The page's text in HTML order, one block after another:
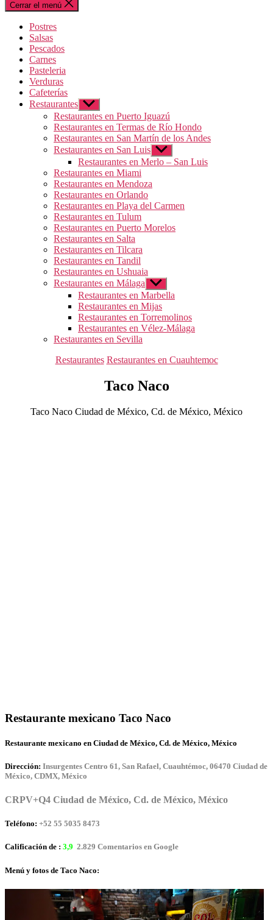
Cerrar el menú
Postres
Salsas
Pescados
Carnes
Pasteleria
Verduras
Cafeterías
Restaurantes Mostrar
el
submenú
Restaurantes en Puerto Iguazú
Restaurantes en Termas de Río Hondo
Restaurantes en San Martín de los Andes
Restaurantes en San Luis Mostrar
el
submenú
Restaurantes en Merlo – San Luis
Restaurantes en Miami
Restaurantes en Mendoza
Restaurantes en Orlando
Restaurantes en Playa del Carmen
Restaurantes en Tulum
Restaurantes en Puerto Morelos
Restaurantes en Salta
Restaurantes en Tilcara
Restaurantes en Tandil
Restaurantes en Ushuaia
Restaurantes en Málaga Mostrar
el
submenú
Restaurantes en Marbella
Restaurantes en Mijas
Restaurantes en Torremolinos
Restaurantes en Vélez-Málaga
Restaurantes en Sevilla
Categorías
Restaurantes Restaurantes en Cuauhtemoc
Taco Naco
Taco Naco Ciudad de México, Cd. de México, México
Restaurante mexicano Taco Naco
Restaurante mexicano en Ciudad de México, Cd. de México, México
Dirección: Insurgentes Centro 61, San Rafael, Cuauhtémoc, 06470 Ciudad de
México, CDMX, México
CRPV+Q4 Ciudad de México, Cd. de México, México
Teléfono: +52 55 5035 8473
Calificación de : 3,9 2.829 Comentarios en Google
Menú y fotos de Taco Naco: